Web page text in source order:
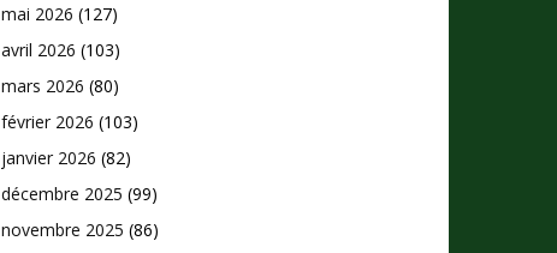
mai 2026 (127)
avril 2026 (103)
mars 2026 (80)
février 2026 (103)
janvier 2026 (82)
décembre 2025 (99)
novembre 2025 (86)